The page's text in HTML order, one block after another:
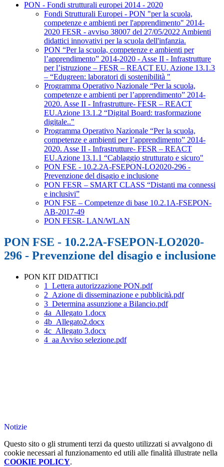
PON - Fondi strutturali europei 2014 - 2020
Fondi Strutturali Europei - PON "per la scuola,
competenze e ambienti per l'apprendimento" 2014-
2020 FESR - avviso 38007 del 27/05/2022 Ambienti
didattici innovativi per la scuola dell'infanzia.
PON “Per la scuola, competenze e ambienti per
l’apprendimento” 2014-2020 - Asse II - Infrastrutture
per l’istruzione – FESR – REACT EU. Azione 13.1.3
– “Edugreen: laboratori di sostenibilità "
Programma Operativo Nazionale “Per la scuola,
competenze e ambienti per l’apprendimento” 2014-
2020. Asse II - Infrastrutture- FESR – REACT
EU.Azione 13.1.2 “Digital Board: trasformazione
digitale.."
Programma Operativo Nazionale “Per la scuola,
competenze e ambienti per l’apprendimento” 2014-
2020. Asse II - Infrastrutture- FESR – REACT
EU.Azione 13.1.1 “Cablaggio strutturato e sicuro"
PON FSE - 10.2.2A-FSEPON-LO2020-296 -
Prevenzione del disagio e inclusione
PON FESR – SMART CLASS “Distanti ma connessi
e inclusivi”
PON FSE – Competenze di base 10.2.1A-FSEPON-
AB-2017-49
PON FESR- LAN/WLAN
PON FSE - 10.2.2A-FSEPON-LO2020-
296 - Prevenzione del disagio e inclusione
PON KIT DIDATTICI
1_Lettera autorizzazione PON.pdf
2_Azione di disseminazione e pubblicità.pdf
3_Determina assunzione a Bilancio.pdf
4a_Allegato 1.docx
4b_Allegato2.docx
4c_Allegato 3.docx
4_aa Avviso selezione.pdf
Notizie
Questo sito o gli strumenti terzi da questo utilizzati si avvalgono di
cookie necessari al funzionamento ed utili alle finalità illustrate nella
COOKIE POLICY.